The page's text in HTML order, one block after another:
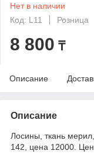
Нет в наличии
Код: L11
Розница
8 800 ₸
Описание
Описание
Лосины, ткань
142, цена 12000.